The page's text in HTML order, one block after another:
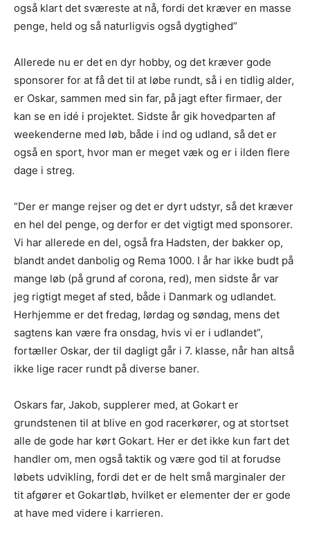
også klart det sværeste at nå, fordi det kræver en masse
penge, held og så naturligvis også dygtighed”
Allerede nu er det en dyr hobby, og det kræver gode
sponsorer for at få det til at løbe rundt, så i en tidlig alder,
er Oskar, sammen med sin far, på jagt efter firmaer, der
kan se en idé i projektet. Sidste år gik hovedparten af
weekenderne med løb, både i ind og udland, så det er
også en sport, hvor man er meget væk og er i ilden flere
dage i streg.
“Der er mange rejser og det er dyrt udstyr, så det kræver
en hel del penge, og derfor er det vigtigt med sponsorer.
Vi har allerede en del, også fra Hadsten, der bakker op,
blandt andet danbolig og Rema 1000. I år har ikke budt på
mange løb (på grund af corona, red), men sidste år var
jeg rigtigt meget af sted, både i Danmark og udlandet.
Herhjemme er det fredag, lørdag og søndag, mens det
sagtens kan være fra onsdag, hvis vi er i udlandet”,
fortæller Oskar, der til dagligt går i 7. klasse, når han altså
ikke lige racer rundt på diverse baner.
Oskars far, Jakob, supplerer med, at Gokart er
grundstenen til at blive en god racerkører, og at stortset
alle de gode har kørt Gokart. Her er det ikke kun fart det
handler om, men også taktik og være god til at forudse
løbets udvikling, fordi det er de helt små marginaler der
tit afgører et Gokartløb, hvilket er elementer der er gode
at have med videre i karrieren.